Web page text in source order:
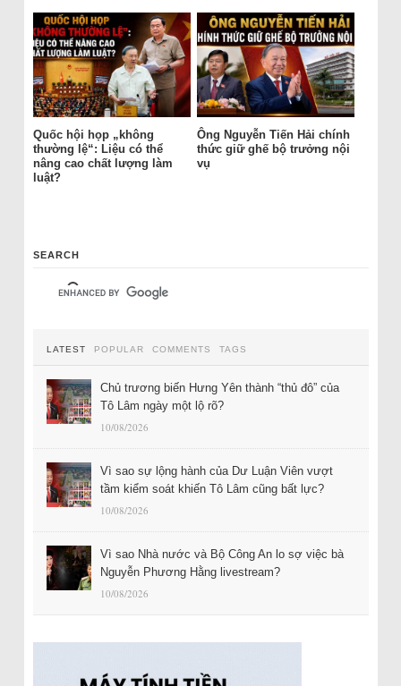
Quốc hội họp „không
thường lệ“: Liệu có thể
nâng cao chất lượng làm
luật?
Ông Nguyễn Tiến Hải chính
thức giữ ghế bộ trưởng nội
vụ
SEARCH
LATEST POPULAR COMMENTS TAGS
Chủ trương biến Hưng Yên thành “thủ đô” của
Tô Lâm ngày một lộ rõ?
10/08/2026
Vì sao sự lộng hành của Dư Luận Viên vượt
tầm kiểm soát khiến Tô Lâm cũng bất lực?
10/08/2026
Vì sao Nhà nước và Bộ Công An lo sợ việc bà
Nguyễn Phương Hằng livestream?
10/08/2026